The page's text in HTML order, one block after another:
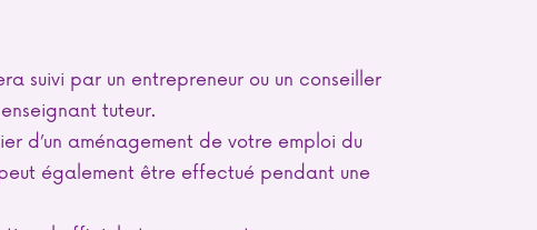
suivi par un entrepreneur ou un conseiller
tuteur.
d’un aménagement de votre emploi du
également être effectué pendant une